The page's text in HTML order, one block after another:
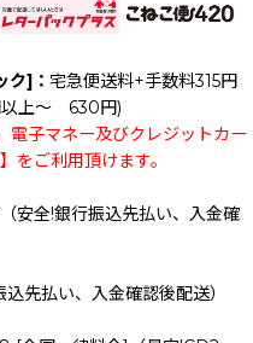
ク]： 宅急便送料+手数料315円
上～ 630円)
電子マネー及びクレジットカー
をご利用頂けます。
安全!銀行振込先払い、入金確
先払い、入金確認後配送）